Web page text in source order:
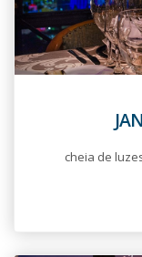
cheia de